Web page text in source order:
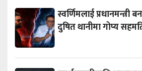
स्वर्णिमलाई प्रधानमन्त्री
दुषित थानीमा गोप्य